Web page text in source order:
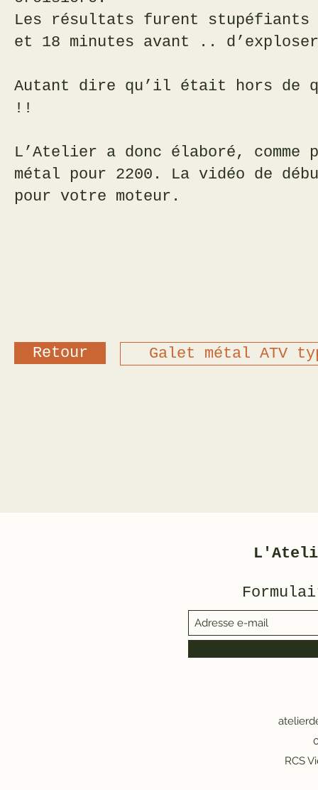
Les résultats furent
et 18 minutes avant ..
Autant dire qu’il était hors de
!!
L’Atelier a donc élaboré,
métal pour 2200. La vidéo de
pour votre moteur.
Retour Galet métal ATV
RCS